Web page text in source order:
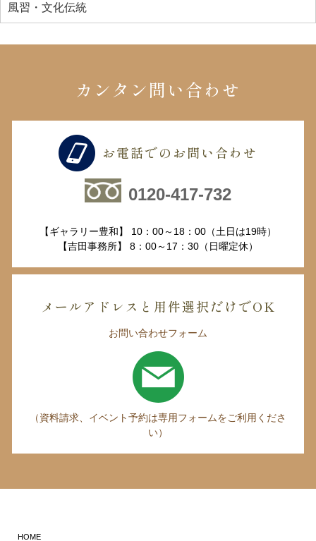
風習・文化伝統
カンタン問い合わせ
お電話でのお問い合わせ
0120-417-732
【ギャラリー豊和】 10：00～18：00（土日は19時）
【吉田事務所】 8：00～17：30（日曜定休）
メールアドレスと用件選択だけでOK
お問い合わせフォーム
（資料請求、イベント予約は専用フォームをご利用くださ
い）
HOME